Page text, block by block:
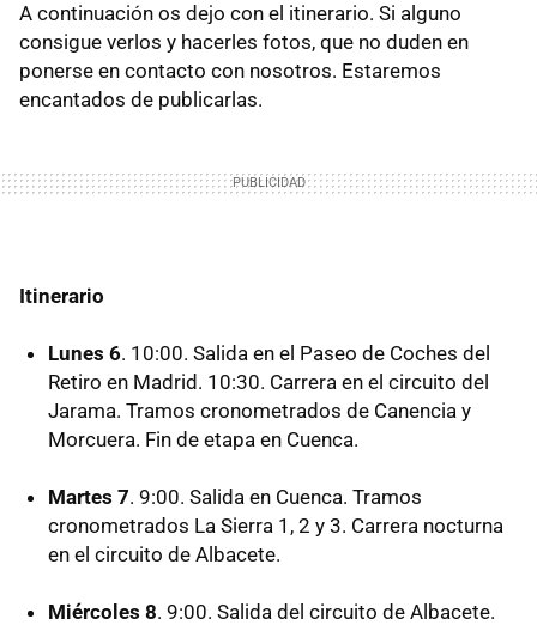
A continuación os dejo con el itinerario. Si alguno
consigue verlos y hacerles fotos, que no duden en
ponerse en contacto con nosotros. Estaremos
encantados de publicarlas.
Itinerario
Lunes 6. 10:00. Salida en el Paseo de Coches del
Retiro en Madrid. 10:30. Carrera en el circuito del
Jarama. Tramos cronometrados de Canencia y
Morcuera. Fin de etapa en Cuenca.
Martes 7. 9:00. Salida en Cuenca. Tramos
cronometrados La Sierra 1, 2 y 3. Carrera nocturna
en el circuito de Albacete.
Miércoles 8. 9:00. Salida del circuito de Albacete.